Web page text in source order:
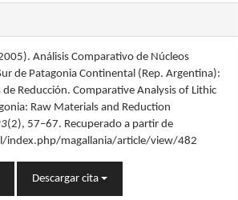
Análisis Comparativo de Núcleos
de Patagonia Continental (Rep. Argentina):
de Reducción. Comparative Analysis of Lithic
Raw Materials and Reduction
(2), 57–67. Recuperado a partir de
index.php/magallania/article/view/482
Descargar cita